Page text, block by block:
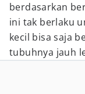
berdasarkan
ini tak berlaku
kecil bisa saja
tubuhnya jauh